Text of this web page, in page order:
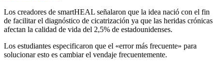
Los creadores de smartHEAL señalaron que la idea nació con el fin
de facilitar el diagnóstico de cicatrización ya que las heridas crónicas
afectan la calidad de vida del 2,5% de estadounidenses.
Los estudiantes especificaron que el «error más frecuente» para
solucionar esto es cambiar el vendaje frecuentemente.